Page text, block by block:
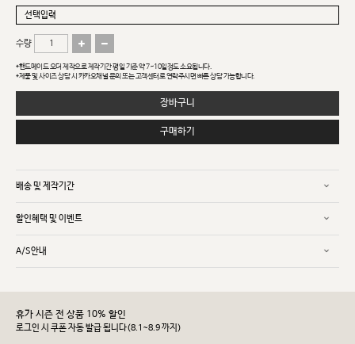
수량
*핸드메이드 오더 제작으로 제작기간 평일 기준 약 7~10일정도 소요됩니다.
*제품 및 사이즈 상담 시 카카오채널 문의 또는 고객센터로 연락주시면 빠른 상담 가능합니다.
장바구니
구매하기
배송 및 제작기간
할인혜택 및 이벤트
A/S안내
휴가 시즌 전 상품 10% 할인
로그인 시 쿠폰 자동 발급 됩니다(8.1~8.9 까지)